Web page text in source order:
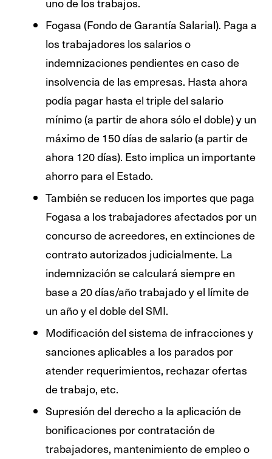
Fogasa (Fondo de Garantía Salarial). Paga a
los trabajadores los salarios o
indemnizaciones pendientes en caso de
insolvencia de las empresas. Hasta ahora
podía pagar hasta el triple del salario
mínimo (a partir de ahora sólo el doble) y un
máximo de 150 días de salario (a partir de
ahora 120 días). Esto implica un importante
ahorro para el Estado.
También se reducen los importes que paga
Fogasa a los trabajadores afectados por un
concurso de acreedores, en extinciones de
contrato autorizados judicialmente. La
indemnización se calculará siempre en
base a 20 días/año trabajado y el límite de
un año y el doble del SMI.
Modificación del sistema de infracciones y
sanciones aplicables a los parados por
atender requerimientos, rechazar ofertas
de trabajo, etc.
Supresión del derecho a la aplicación de
bonificaciones por contratación de
trabajadores, mantenimiento de empleo o